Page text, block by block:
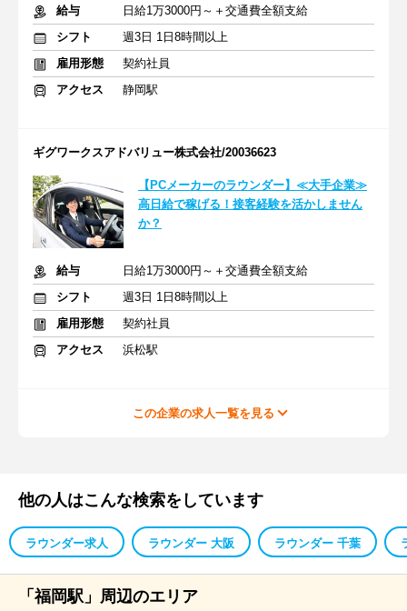
給与
日給1万3000円～＋交通費全額支給
シフト
週3日 1日8時間以上
雇用形態
契約社員
アクセス
静岡駅
ギグワークスアドバリュー株式会社/20036623
【PCメーカーのラウンダー】≪大手企業≫
高日給で稼げる！接客経験を活かしません
か？
給与
日給1万3000円～＋交通費全額支給
シフト
週3日 1日8時間以上
雇用形態
契約社員
アクセス
浜松駅
この企業の求人一覧を見る
他の人はこんな検索をしています
ラウンダー求人 ラウンダー 大阪 ラウンダー 千葉
「福岡駅」周辺のエリア